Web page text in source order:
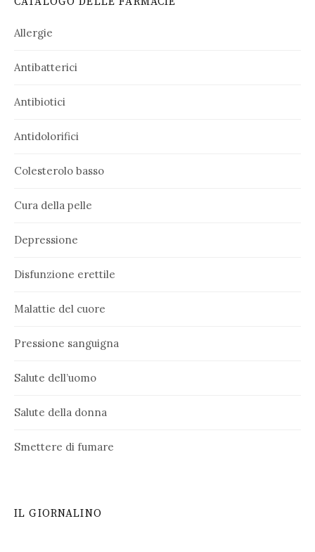
Allergie
Antibatterici
Antibiotici
Antidolorifici
Colesterolo basso
Cura della pelle
Depressione
Disfunzione erettile
Malattie del cuore
Pressione sanguigna
Salute dell’uomo
Salute della donna
Smettere di fumare
IL GIORNALINO